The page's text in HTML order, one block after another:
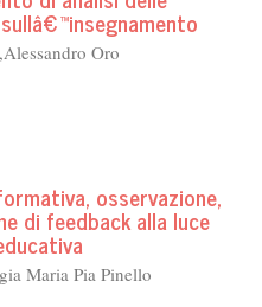
Oro
osservazione,
di feedback alla luce
Maria Pia Pinello